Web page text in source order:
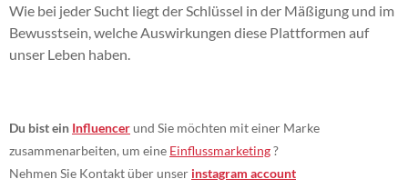
Wie bei jeder Sucht liegt der Schlüssel in der Mäßigung und im
Bewusstsein, welche Auswirkungen diese Plattformen auf
unser Leben haben.
Du bist ein Influencer und Sie möchten mit einer Marke
zusammenarbeiten, um eine Einflussmarketing?
Nehmen Sie Kontakt über unser instagram account